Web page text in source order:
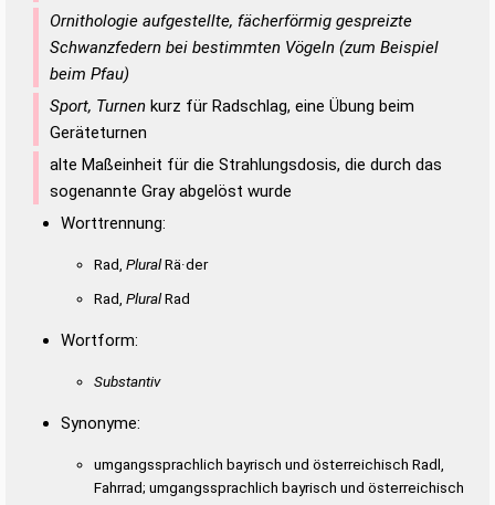
Ornithologie aufgestellte, fächerförmig gespreizte
Schwanzfedern bei bestimmten Vögeln (zum Beispiel
beim Pfau)
Sport, Turnen kurz für Radschlag, eine Übung beim
Geräteturnen
alte Maßeinheit für die Strahlungsdosis, die durch das
sogenannte Gray abgelöst wurde
Worttrennung:
Rad, PluralRä·der
Rad, PluralRad
Wortform:
Substantiv
Synonyme:
umgangssprachlich bayrisch und österreichisch Radl,
Fahrrad; umgangssprachlich bayrisch und österreichisch